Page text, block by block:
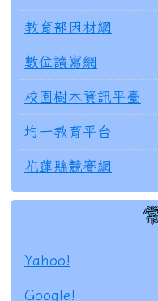
教育部因材網
數位讀寫網
校園樹木資訊平臺
均一教育平台
花蓮縣競賽網
Yahoo!
Google!